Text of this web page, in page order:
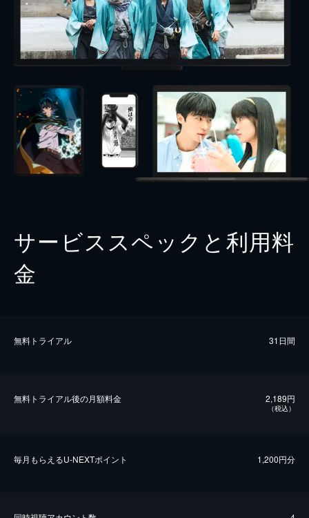
サービススペックと利用料
金
無料トライアル 31日間
無料トライアル後の⽉額料金 2,189円
（税込）
毎⽉もらえるU-NEXTポイント 1,200円分